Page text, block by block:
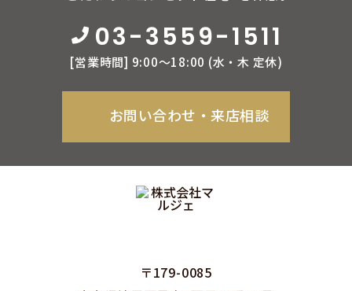
03-3559-1511
[営業時間] 9:00〜18:00 (⽔‧⽊ 定休)
お問い合わせ‧来店相談
〒179-0085